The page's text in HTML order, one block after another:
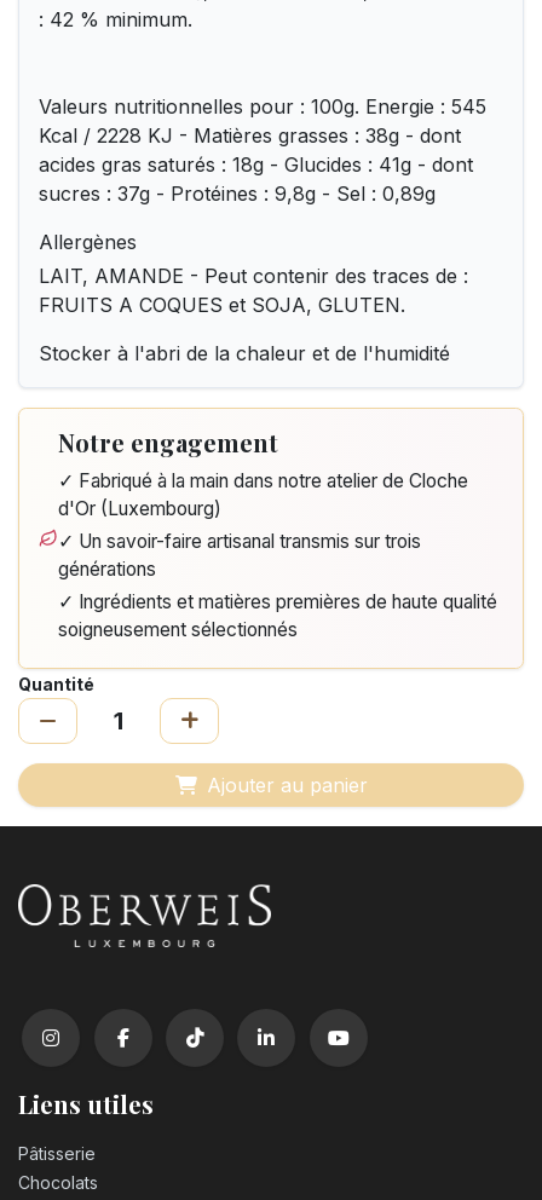
: 42 % minimum.
Valeurs nutritionnelles pour : 100g. Energie : 545
Kcal / 2228 KJ - Matières grasses : 38g - dont
acides gras saturés : 18g - Glucides : 41g - dont
sucres : 37g - Protéines : 9,8g - Sel : 0,89g
Allergènes
LAIT, AMANDE - Peut contenir des traces de :
FRUITS A COQUES et SOJA, GLUTEN.
Stocker à l'abri de la chaleur et de l'humidité
Notre engagement
✓ Fabriqué à la main dans notre atelier de Cloche
d'Or (Luxembourg)
✓ Un savoir-faire artisanal transmis sur trois
générations
✓ Ingrédients et matières premières de haute qualité
soigneusement sélectionnés
Quantité
Ajouter au panier
Liens utiles
Pâtisserie
Chocolats